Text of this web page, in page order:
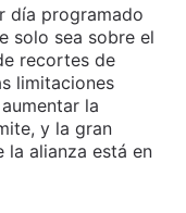
día programado
solo sea sobre el
recortes de
limitaciones
la
y la gran
la alianza está en